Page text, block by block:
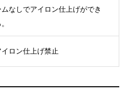
ムなしでアイロン仕上げができ
イロン仕上げ禁止